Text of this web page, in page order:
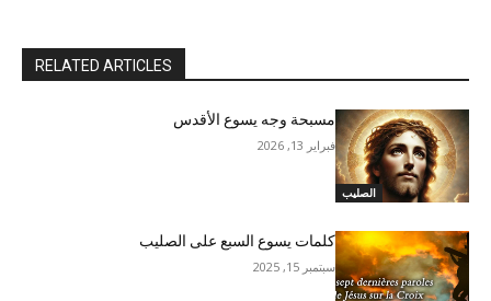
RELATED ARTICLES
الصليب
مسبحة وجه يسوع الأقدس
فبراير 13, 2026
كلمات يسوع السبع على الصليب
سبتمبر 15, 2025